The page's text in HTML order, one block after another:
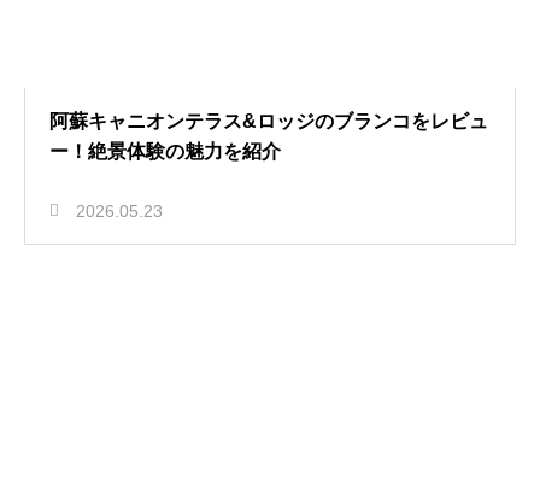
阿蘇キャニオンテラス&ロッジのブランコをレビュ
ー！絶景体験の魅力を紹介
2026.05.23